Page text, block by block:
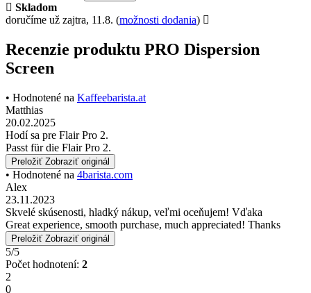
Skladom
doručíme už zajtra, 11.8. (možnosti dodania)
Recenzie produktu PRO Dispersion
Screen
• Hodnotené na Kaffeebarista.at
Matthias
20.02.2025
Hodí sa pre Flair Pro 2.
Passt für die Flair Pro 2.
Preložiť Zobraziť originál
• Hodnotené na 4barista.com
Alex
23.11.2023
Skvelé skúsenosti, hladký nákup, veľmi oceňujem! Vďaka
Great experience, smooth purchase, much appreciated! Thanks
Preložiť Zobraziť originál
5/5
Počet hodnotení: 2
2
0